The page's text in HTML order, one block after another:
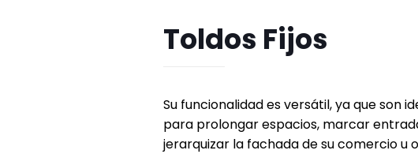
Toldos Fijos
Su funcionalidad es versátil, ya que son
para prolongar espacios, marcar
jerarquizar la fachada de su comercio u